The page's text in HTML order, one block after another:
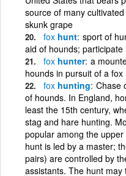
source of many
skunk grape
fox hunt sport of
aid of hounds;
fox hunter a
hounds in pursuit of a fox
fox hunting Chase
of hounds. In England,
least the 15th century,
stag and hare hunting.
popular among the
hunt is led by a master;
pairs) are controlled by
assistants. The hunt